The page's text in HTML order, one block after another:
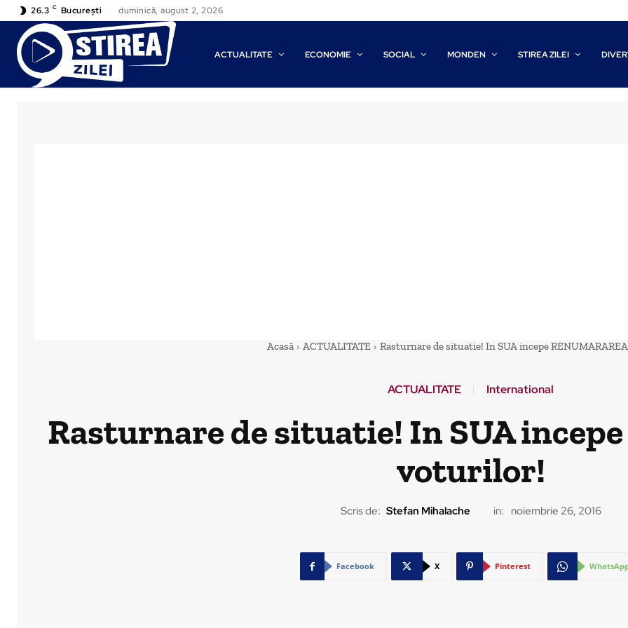
26.3 C București duminică, august 2, 2026
ACTUALITATE ECONOMIE SOCIAL MONDEN STIREA ZILEI
Acasă ACTUALITATE Rasturnare de situatie! In SUA incepe
ACTUALITATE International
Rasturnare de situatie! In SUA
voturilor!
Scris de: Stefan Mihalache in: noiembrie 26, 2016
Facebook X Pinterest